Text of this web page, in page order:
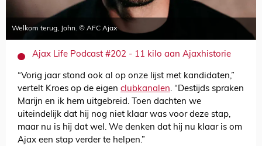
Welkom terug, John. © AFC Ajax
Ajax Life Podcast #202 - 11 kilo aan Ajaxhistorie
“Vorig jaar stond ook al op onze lijst met kandidaten,”
vertelt Kroes op de eigen clubkanalen. “Destijds spraken
Marijn en ik hem uitgebreid. Toen dachten we
uiteindelijk dat hij nog niet klaar was voor deze stap,
maar nu is hij dat wel. We denken dat hij nu klaar is om
Ajax een stap verder te helpen.”